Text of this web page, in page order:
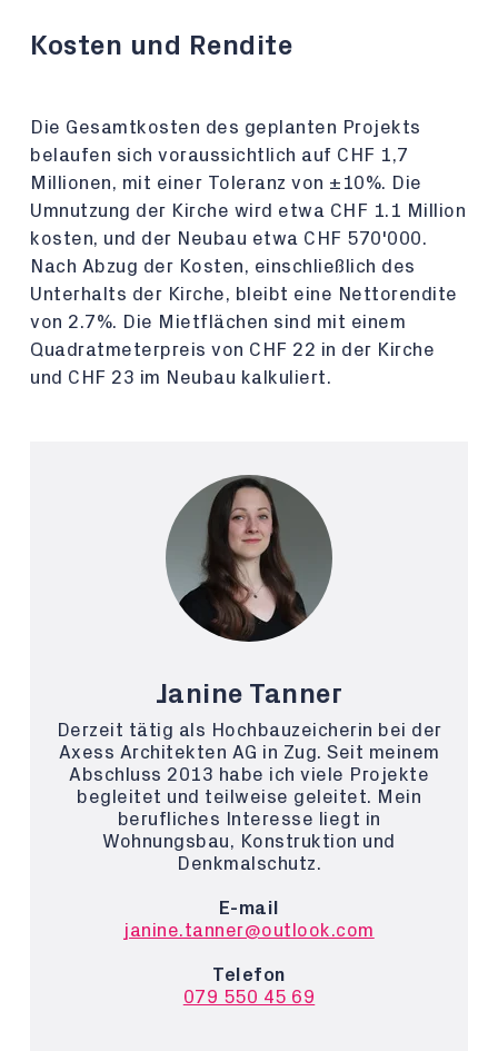
Kosten und Rendite
Die Gesamtkosten des geplanten Projekts
belaufen sich voraussichtlich auf CHF 1,7
Millionen, mit einer Toleranz von ±10%. Die
Umnutzung der Kirche wird etwa CHF 1.1 Million
kosten, und der Neubau etwa CHF 570'000.
Nach Abzug der Kosten, einschließlich des
Unterhalts der Kirche, bleibt eine Nettorendite
von 2.7%. Die Mietflächen sind mit einem
Quadratmeterpreis von CHF 22 in der Kirche
und CHF 23 im Neubau kalkuliert.
Janine Tanner
Derzeit tätig als Hochbauzeicherin bei der
Axess Architekten AG in Zug. Seit meinem
Abschluss 2013 habe ich viele Projekte
begleitet und teilweise geleitet. Mein
berufliches Interesse liegt in
Wohnungsbau, Konstruktion und
Denkmalschutz.
E-mail
janine.tanner@outlook.com
Telefon
079 550 45 69